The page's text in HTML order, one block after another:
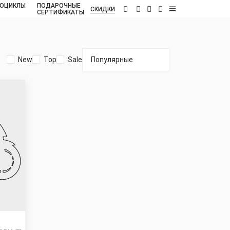
ПОДАРОЧНЫЕ
СЕРТИФИКАТЫ
СКИДКИ
RU
New Top Sale